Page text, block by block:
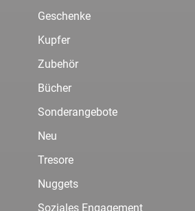
Geschenke
Kupfer
Zubehör
Bücher
Sonderangebote
Neu
Tresore
Nuggets
Soziales Engagement